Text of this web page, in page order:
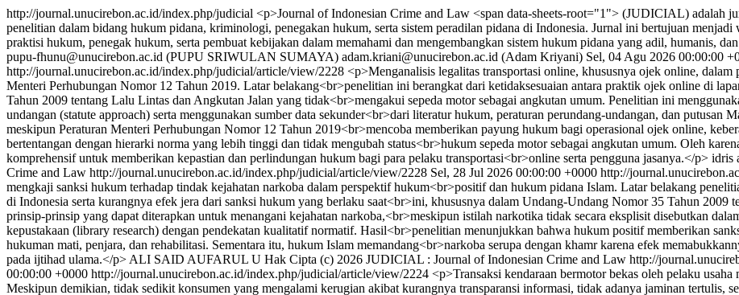
http://journal.unucirebon.ac.id/index.php/judicial <p>Journal of Indonesian Crime and Law <span data-sheets-root="1"> (JUDICIAL) adalah
penelitian dalam bidang hukum pidana, kriminologi, penegakan hukum, serta sistem peradilan pidana di Indonesia. Jurnal ini bertujuan
praktisi hukum, penegak hukum, serta pembuat kebijakan dalam memahami dan mengembangkan sistem hukum pidana yang adil, humanis,
pupu-fhunu@unucirebon.ac.id (PUPU SRIWULAN SUMAYA) adam.kriani@unucirebon.ac.id (Adam Kriyani) Sel, 04 Agu 2026 00:00:00
http://journal.unucirebon.ac.id/index.php/judicial/article/view/2228 <p>Menganalisis legalitas transportasi online, khususnya ojek online,
Menteri Perhubungan Nomor 12 Tahun 2019. Latar belakang<br>penelitian ini berangkat dari ketidaksesuaian antara praktik ojek online di
Tahun 2009 tentang Lalu Lintas dan Angkutan Jalan yang tidak<br>mengakui sepeda motor sebagai angkutan umum. Penelitian ini
undangan (statute approach) serta menggunakan sumber data sekunder<br>dari literatur hukum, peraturan perundang-undangan, dan
meskipun Peraturan Menteri Perhubungan Nomor 12 Tahun 2019<br>mencoba memberikan payung hukum bagi operasional ojek online,
bertentangan dengan hierarki norma yang lebih tinggi dan tidak mengubah status<br>hukum sepeda motor sebagai angkutan umum. Oleh
komprehensif untuk memberikan kepastian dan perlindungan hukum bagi para pelaku transportasi<br>online serta pengguna jasanya.</p> idris
Crime and Law http://journal.unucirebon.ac.id/index.php/judicial/article/view/2228 Sel, 28 Jul 2026 00:00:00 +0000 http://
mengkaji sanksi hukum terhadap tindak kejahatan narkoba dalam perspektif hukum<br>positif dan hukum pidana Islam. Latar belakang
di Indonesia serta kurangnya efek jera dari sanksi hukum yang berlaku saat<br>ini, khususnya dalam Undang-Undang Nomor 35 Tahun
prinsip-prinsip yang dapat diterapkan untuk menangani kejahatan narkoba,<br>meskipun istilah narkotika tidak secara eksplisit disebutkan
kepustakaan (library research) dengan pendekatan kualitatif normatif. Hasil<br>penelitian menunjukkan bahwa hukum positif memberikan
hukuman mati, penjara, dan rehabilitasi. Sementara itu, hukum Islam memandang<br>narkoba serupa dengan khamr karena efek
pada ijtihad ulama.</p> ALI SAID AUFARUL U Hak Cipta (c) 2026 JUDICIAL : Journal of Indonesian Crime and Law http://
00:00:00 +0000 http://journal.unucirebon.ac.id/index.php/judicial/article/view/2224 <p>Transaksi kendaraan bermotor bekas oleh pelaku
Meskipun demikian, tidak sedikit konsumen yang mengalami kerugian akibat kurangnya transparansi informasi, tidak adanya jaminan tertulis,